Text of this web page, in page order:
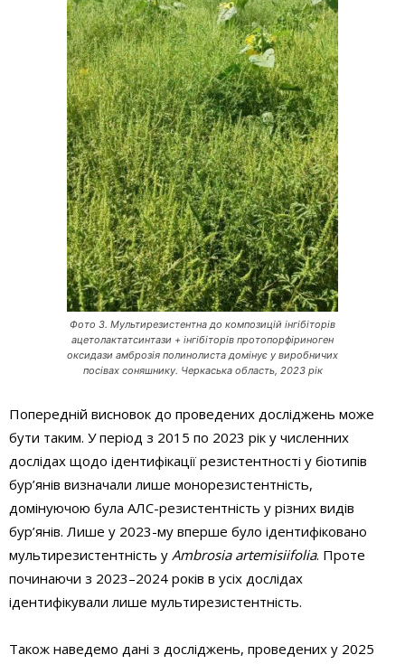
Фото 3. Мультирезистентна до композицій інгібіторів
ацетолактатсинтази + інгібіторів протопорфіриноген
оксидази амброзія полинолиста домінує у виробничих
посівах соняшнику. Черкаська область, 2023 рік
Попередній висновок до проведених досліджень може
бути таким. У період з 2015 по 2023 рік у численних
дослідах щодо ідентифікації резистентності у біотипів
бур’янів визначали лише монорезистентність,
домінуючою була АЛС-резистентність у різних видів
бур’янів. Лише у 2023-­му вперше було ідентифіковано
мультирезистентність у Ambrosia artemisiifolia. Проте
починаючи з 2023–2024 років в усіх дослідах
ідентифікували лише мультирезистентність.
Також наведемо дані з досліджень, проведених у 2025